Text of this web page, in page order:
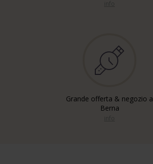
Grande offerta & negozio a
Berna